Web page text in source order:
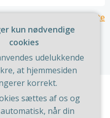
Næste
Bygget ved at bruge
kun nødvendige
cookies
udelukkende
at hjemmesiden
korrekt.
sættes af os og
når din